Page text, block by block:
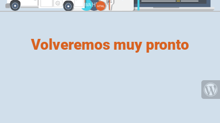
Volveremos muy pronto